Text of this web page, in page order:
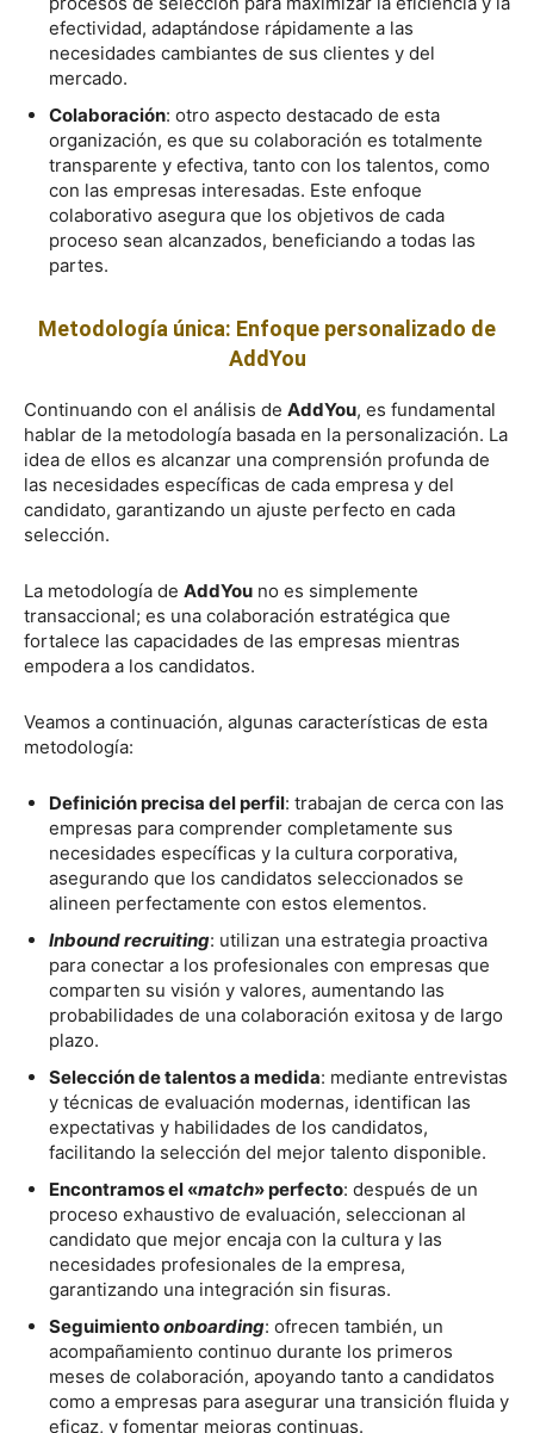
efectividad, adaptándose rápidamente a las
necesidades cambiantes de sus clientes y del
mercado.
Colaboración: otro aspecto destacado de esta
organización, es que su colaboración es totalmente
transparente y efectiva, tanto con los talentos, como
con las empresas interesadas. Este enfoque
colaborativo asegura que los objetivos de cada
proceso sean alcanzados, beneficiando a todas las
partes.
Metodología única: Enfoque personalizado de
AddYou
Continuando con el análisis de AddYou, es fundamental
hablar de la metodología basada en la personalización. La
idea de ellos es alcanzar una comprensión profunda de
las necesidades específicas de cada empresa y del
candidato, garantizando un ajuste perfecto en cada
selección.
La metodología de AddYou no es simplemente
transaccional; es una colaboración estratégica que
fortalece las capacidades de las empresas mientras
empodera a los candidatos.
Veamos a continuación, algunas características de esta
metodología:
Definición precisa del perfil: trabajan de cerca con las
empresas para comprender completamente sus
necesidades específicas y la cultura corporativa,
asegurando que los candidatos seleccionados se
alineen perfectamente con estos elementos.
Inbound recruiting: utilizan una estrategia proactiva
para conectar a los profesionales con empresas que
comparten su visión y valores, aumentando las
probabilidades de una colaboración exitosa y de largo
plazo.
Selección de talentos a medida: mediante entrevistas
y técnicas de evaluación modernas, identifican las
expectativas y habilidades de los candidatos,
facilitando la selección del mejor talento disponible.
Encontramos el «match» perfecto: después de un
proceso exhaustivo de evaluación, seleccionan al
candidato que mejor encaja con la cultura y las
necesidades profesionales de la empresa,
garantizando una integración sin fisuras.
Seguimientoonboarding: ofrecen también, un
acompañamiento continuo durante los primeros
meses de colaboración, apoyando tanto a candidatos
como a empresas para asegurar una transición fluida y
eficaz, y fomentar mejoras continuas.